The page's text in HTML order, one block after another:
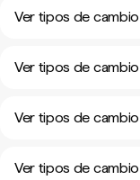
Ver tipos de
Ver tipos de
Ver tipos de
Ver tipos de